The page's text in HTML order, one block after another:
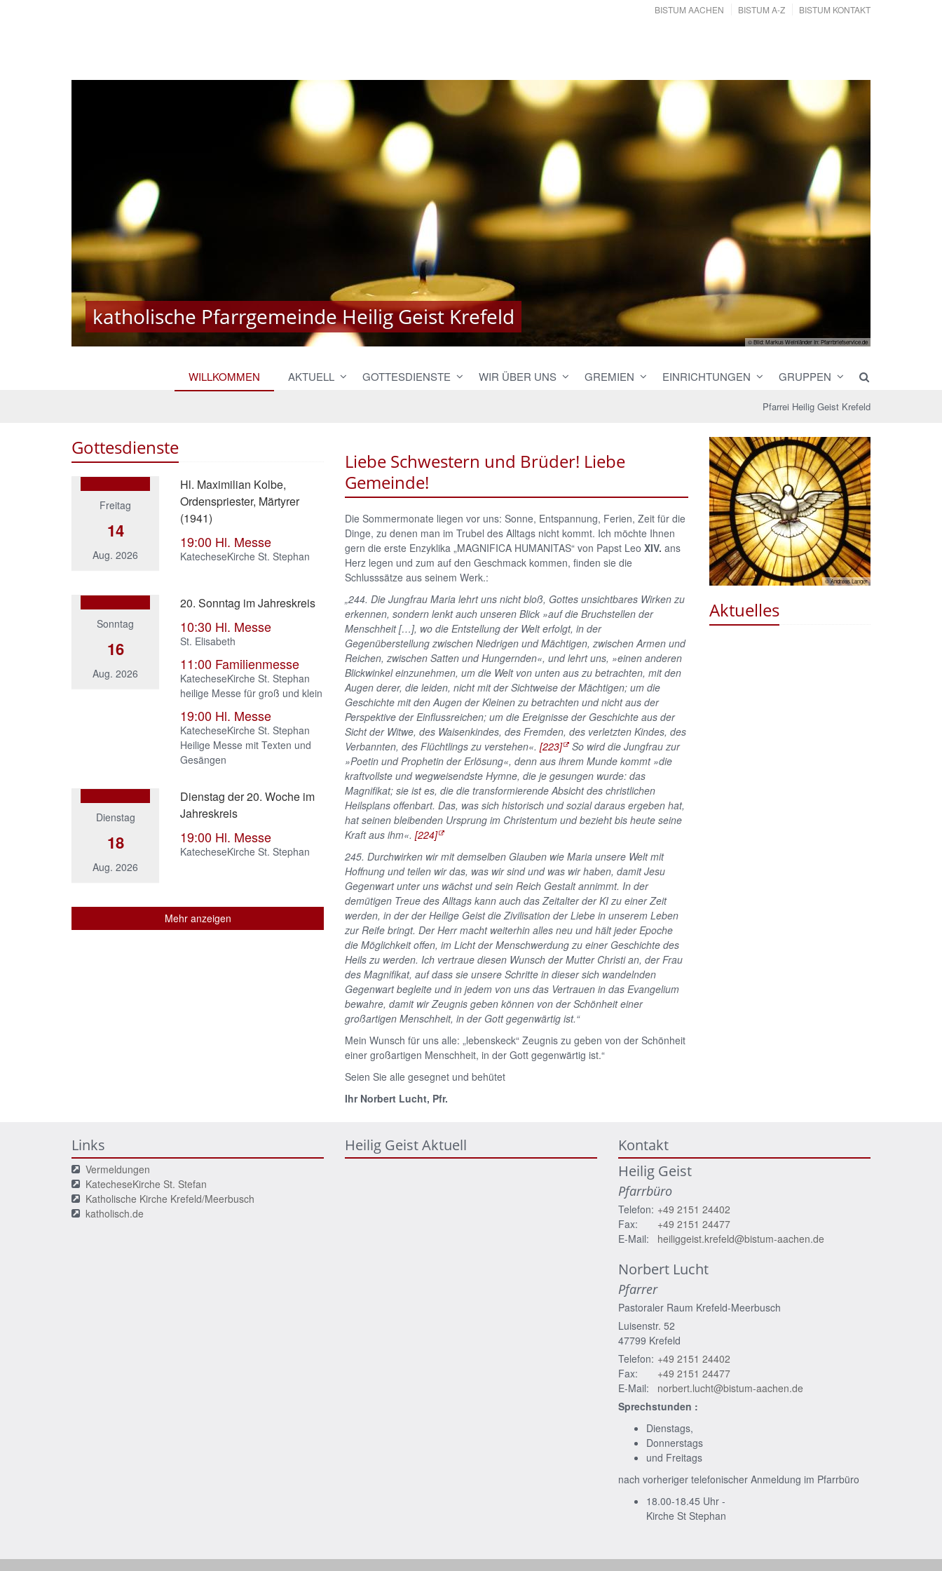
BISTUM AACHEN BISTUM A-Z BISTUM KONTAKT
© Bild: Markus Weinländer In: Pfarrbriefservice.de
katholische Pfarrgemeinde Heilig Geist Krefeld
katholische Pfarrgemeinde Heilig Geist Krefeld
WILLKOMMEN AKTUELL GOTTESDIENSTE WIR ÜBER UNS GREMIEN EINRICHTUNGEN GRUPPEN
Pfarrei Heilig Geist Krefeld
Liebe Schwestern und Brüder! Liebe
Gemeinde!
Die Sommermonate liegen vor uns: Sonne, Entspannung, Ferien, Zeit für die
Dinge, zu denen man im Trubel des Alltags nicht kommt. Ich möchte Ihnen
gern die erste Enzyklika „MAGNIFICA HUMANITAS“ von Papst Leo XIV. ans
Herz legen und zum auf den Geschmack kommen, finden sie die
Schlusssätze aus seinem Werk.:
„244. Die Jungfrau Maria lehrt uns nicht bloß, Gottes unsichtbares Wirken zu
erkennen, sondern lenkt auch unseren Blick »auf die Bruchstellen der
Menschheit […], wo die Entstellung der Welt erfolgt, in der
Gegenüberstellung zwischen Niedrigen und Mächtigen, zwischen Armen und
Reichen, zwischen Satten und Hungernden«, und lehrt uns, »einen anderen
Blickwinkel einzunehmen, um die Welt von unten aus zu betrachten, mit den
Augen derer, die leiden, nicht mit der Sichtweise der Mächtigen; um die
Geschichte mit den Augen der Kleinen zu betrachten und nicht aus der
Perspektive der Einflussreichen; um die Ereignisse der Geschichte aus der
Sicht der Witwe, des Waisenkindes, des Fremden, des verletzten Kindes, des
Verbannten, des Flüchtlings zu verstehen«. [223] So wird die Jungfrau zur
»Poetin und Prophetin der Erlösung«, denn aus ihrem Munde kommt »die
kraftvollste und wegweisendste Hymne, die je gesungen wurde: das
Magnifikat; sie ist es, die die transformierende Absicht des christlichen
Heilsplans offenbart. Das, was sich historisch und sozial daraus ergeben hat,
hat seinen bleibenden Ursprung im Christentum und bezieht bis heute seine
Kraft aus ihm«. [224]
245. Durchwirken wir mit demselben Glauben wie Maria unsere Welt mit
Hoffnung und teilen wir das, was wir sind und was wir haben, damit Jesu
Gegenwart unter uns wächst und sein Reich Gestalt annimmt. In der
demütigen Treue des Alltags kann auch das Zeitalter der KI zu einer Zeit
werden, in der der Heilige Geist die Zivilisation der Liebe in unserem Leben
zur Reife bringt. Der Herr macht weiterhin alles neu und hält jeder Epoche
die Möglichkeit offen, im Licht der Menschwerdung zu einer Geschichte des
Heils zu werden. Ich vertraue diesen Wunsch der Mutter Christi an, der Frau
des Magnifikat, auf dass sie unsere Schritte in dieser sich wandelnden
Gegenwart begleite und in jedem von uns das Vertrauen in das Evangelium
bewahre, damit wir Zeugnis geben können von der Schönheit einer
großartigen Menschheit, in der Gott gegenwärtig ist.“
Mein Wunsch für uns alle: „lebenskeck“ Zeugnis zu geben von der Schönheit
einer großartigen Menschheit, in der Gott gegenwärtig ist.“
Seien Sie alle gesegnet und behütet
Ihr Norbert Lucht, Pfr.
© Andreas Langer
Aktuelles
Gottesdienste
Freitag
14
Aug. 2026
Hl. Maximilian Kolbe,
Ordenspriester, Märtyrer
(1941)
19:00 Hl. Messe
KatecheseKirche St. Stephan
Sonntag
16
Aug. 2026
20. Sonntag im Jahreskreis
10:30 Hl. Messe
St. Elisabeth
11:00 Familienmesse
KatecheseKirche St. Stephan
heilige Messe für groß und klein
19:00 Hl. Messe
KatecheseKirche St. Stephan
Heilige Messe mit Texten und
Gesängen
Dienstag
18
Aug. 2026
Dienstag der 20. Woche im
Jahreskreis
19:00 Hl. Messe
KatecheseKirche St. Stephan
Mehr anzeigen
Links
Vermeldungen
KatecheseKirche St. Stefan
Katholische Kirche Krefeld/Meerbusch
katholisch.de
Heilig Geist Aktuell
Kontakt
Heilig Geist
Pfarrbüro
Telefon: +49 2151 24402
Fax:
+49 2151 24477
E-Mail:
heiliggeist.krefeld@bistum-aachen.de
Norbert Lucht
Pfarrer
Pastoraler Raum Krefeld-Meerbusch
Luisenstr. 52
47799 Krefeld
Telefon: +49 2151 24402
Fax:
+49 2151 24477
E-Mail:
norbert.lucht@bistum-aachen.de
Sprechstunden :
Dienstags,
Donnerstags
und Freitags
nach vorheriger telefonischer Anmeldung im Pfarrbüro
18.00-18.45 Uhr -
Kirche St Stephan